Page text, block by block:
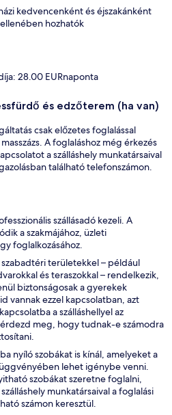
kedvencenként és éjszakánként
hozhatók
28.00 EURnaponta
és edzőterem (ha van)
csak előzetes foglalással
A foglaláshoz még érkezés
a szálláshely munkatársaival
található telefonszámon.
szállásadó kezeli. A
a szakmájához, üzleti
foglalkozásához.
szabadtéri területekkel – például
és teraszokkal – rendelkezik,
biztonságosak a gyerekek
vannak ezzel kapcsolatban, azt
a szálláshellyel az
meg, hogy tudnak-e számodra
nyíló szobákat is kínál, amelyeket a
lehet igénybe venni.
szobákat szeretne foglalni,
munkatársaival a foglalási
számon keresztül.